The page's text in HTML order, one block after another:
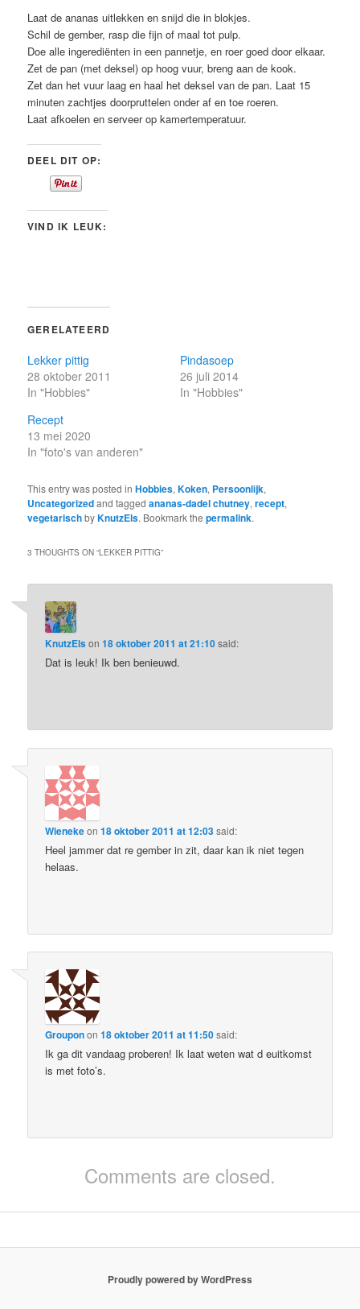
Laat de ananas uitlekken en snijd die in blokjes.
Schil de gember, rasp die fijn of maal tot pulp.
Doe alle ingerediënten in een pannetje, en roer goed door elkaar.
Zet de pan (met deksel) op hoog vuur, breng aan de kook.
Zet dan het vuur laag en haal het deksel van de pan. Laat 15
minuten zachtjes doorpruttelen onder af en toe roeren.
Laat afkoelen en serveer op kamertemperatuur.
DEEL DIT OP:
VIND IK LEUK:
GERELATEERD
Lekker pittig
28 oktober 2011
In "Hobbies"
Pindasoep
26 juli 2014
In "Hobbies"
Recept
13 mei 2020
In "foto's van anderen"
This entry was posted inHobbies,Koken, Persoonlijk,
Uncategorizedand taggedananas-dadel chutney,recept,
vegetarischbyKnutzEls. Bookmark thepermalink.
3 THOUGHTS ON “LEKKER PITTIG”
KnutzElson18 oktober 2011 at 21:10said:
Dat is leuk! Ik ben benieuwd.
Wienekeon18 oktober 2011 at 12:03said:
Heel jammer dat re gember in zit, daar kan ik niet tegen
helaas.
Grouponon18 oktober 2011 at 11:50said:
Ik ga dit vandaag proberen! Ik laat weten wat d euitkomst
is met foto’s.
Comments are closed.
Proudly powered by WordPress